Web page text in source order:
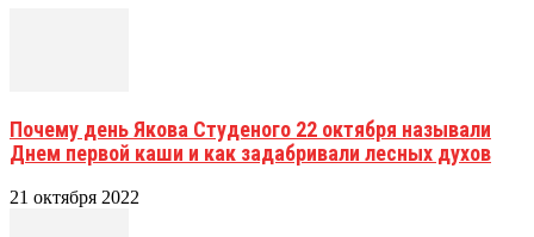
Почему день Якова Студеного 22 октября называли
Днем первой каши и как задабривали лесных духов
21 октября 2022